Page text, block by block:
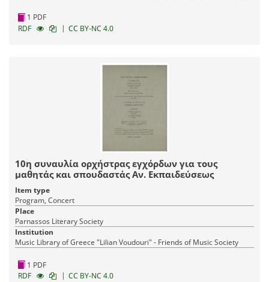
1 PDF
RDF
| CC BY-NC 4.0
10η συναυλία ορχήστρας εγχόρδων για τους
μαθητάς και σπουδαστάς Αν. Εκπαιδεύσεως
Item type
Program, Concert
Place
Parnassos Literary Society
Institution
Music Library of Greece "Lilian Voudouri" - Friends of Music Society
1 PDF
RDF
| CC BY-NC 4.0